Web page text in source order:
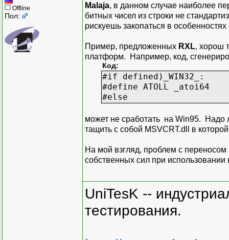
Offline
Пол:
Malaja, в данном случае наиболее
битных чисел из строки не
рискуешь закопаться в
Пример, предложенных RXL, хорош
платформ. Например, код,
Код:
#if defined)_WIN32_:
#define ATOLL _atoi64
#else
может не сработать на Win95. Надо
тащить с собой MSVCRT.dll в
На мой взгляд, проблем с
собственных сил при
UniTesK --
тестирования.